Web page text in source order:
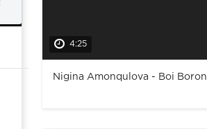
4:25
Nigina Amonqulova - Boi Boron